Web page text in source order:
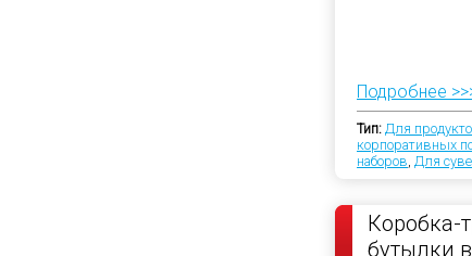
Подробнее
Тип: Для
корпоративных
наборов Для
Коробка-
бутылки